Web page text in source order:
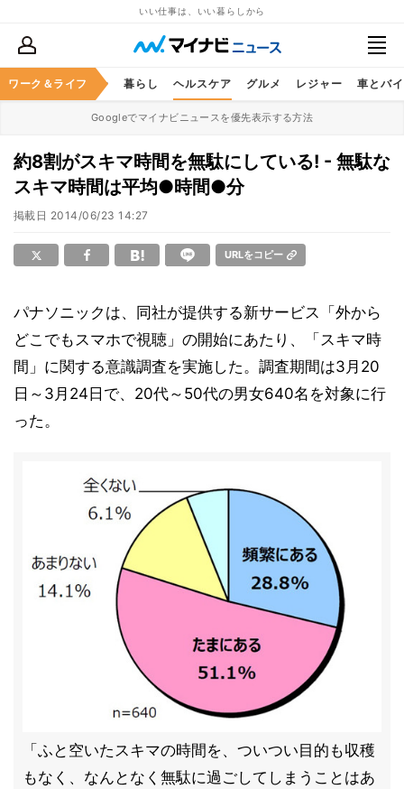
いい仕事は、いい暮らしから
ワーク＆ライフ
ススキル マネー 暮らし ヘルスケア グルメ レジャー 車とバ
Googleでマイナビニュースを優先表示する方法
約8割がスキマ時間を無駄にしている! - 無駄な
スキマ時間は平均●時間●分
掲載日 2014/06/23 14:27
URLをコピー
パナソニックは、同社が提供する新サービス「外から
どこでもスマホで視聴」の開始にあたり、「スキマ時
間」に関する意識調査を実施した。調査期間は3月20
日～3月24日で、20代～50代の男女640名を対象に行
った。
「ふと空いたスキマの時間を、ついつい目的も収穫
もなく、なんとなく無駄に過ごしてしまうことはあ